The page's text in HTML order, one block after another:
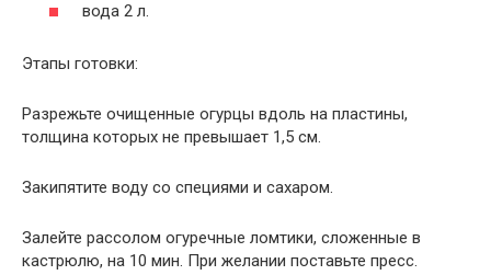
вода 2 л.
Этапы готовки:
Разрежьте очищенные огурцы вдоль на пластины,
толщина которых не превышает 1,5 см.
Закипятите воду со специями и сахаром.
Залейте рассолом огуречные ломтики, сложенные в
кастрюлю, на 10 мин. При желании поставьте пресс.